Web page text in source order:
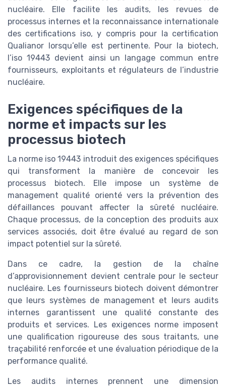
nucléaire. Elle facilite les audits, les revues de
processus internes et la reconnaissance internationale
des certifications iso, y compris pour la certification
Qualianor lorsqu’elle est pertinente. Pour la biotech,
l’iso 19443 devient ainsi un langage commun entre
fournisseurs, exploitants et régulateurs de l’industrie
nucléaire.
Exigences spécifiques de la
norme et impacts sur les
processus biotech
La norme iso 19443 introduit des exigences spécifiques
qui transforment la manière de concevoir les
processus biotech. Elle impose un système de
management qualité orienté vers la prévention des
défaillances pouvant affecter la sûreté nucléaire.
Chaque processus, de la conception des produits aux
services associés, doit être évalué au regard de son
impact potentiel sur la sûreté.
Dans ce cadre, la gestion de la chaîne
d’approvisionnement devient centrale pour le secteur
nucléaire. Les fournisseurs biotech doivent démontrer
que leurs systèmes de management et leurs audits
internes garantissent une qualité constante des
produits et services. Les exigences norme imposent
une qualification rigoureuse des sous traitants, une
traçabilité renforcée et une évaluation périodique de la
performance qualité.
Les audits internes prennent une dimension